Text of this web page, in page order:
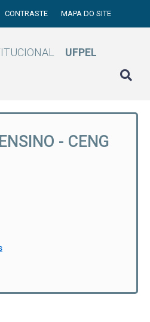
CONTRASTE MAPA DO SITE
UFPEL
- CENG